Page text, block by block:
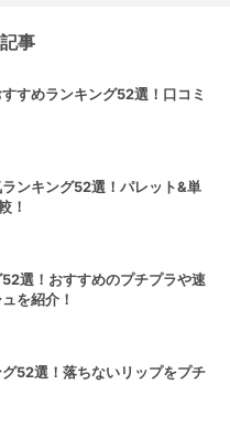
事
すめランキング52選！口コミ
ンキング52選！パレット&単
！
選！おすすめのプチプラや速
を紹介！
52選！落ちないリップをプチ